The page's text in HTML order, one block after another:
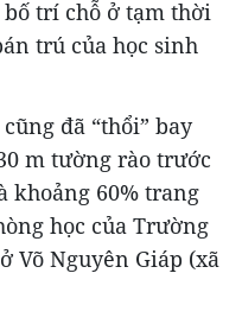
trí chỗ ở tạm thời
trú của học sinh
đã “thổi” bay
m tường rào trước
khoảng 60% trang
học của Trường
Võ Nguyên Giáp (xã